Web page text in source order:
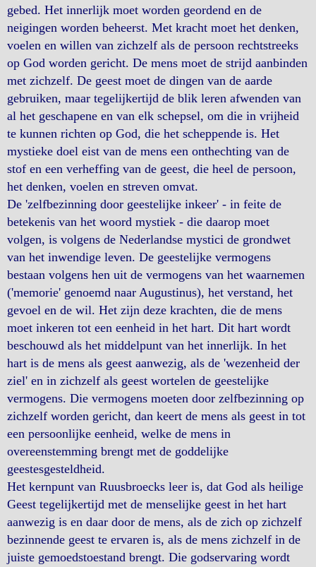
gebed. Het innerlijk moet worden geordend en de
neigingen worden beheerst. Met kracht moet het denken,
voelen en willen van zichzelf als de persoon rechtstreeks
op God worden gericht. De mens moet de strijd aanbinden
met zichzelf. De geest moet de dingen van de aarde
gebruiken, maar tegelijkertijd de blik leren afwenden van
al het geschapene en van elk schepsel, om die in vrijheid
te kunnen richten op God, die het scheppende is. Het
mystieke doel eist van de mens een onthechting van de
stof en een verheffing van de geest, die heel de persoon,
het denken, voelen en streven omvat.
De 'zelfbezinning door geestelijke inkeer' - in feite de
betekenis van het woord mystiek - die daarop moet
volgen, is volgens de Nederlandse mystici de grondwet
van het inwendige leven. De geestelijke vermogens
bestaan volgens hen uit de vermogens van het waarnemen
('memorie' genoemd naar Augustinus), het verstand, het
gevoel en de wil. Het zijn deze krachten, die de mens
moet inkeren tot een eenheid in het hart. Dit hart wordt
beschouwd als het middelpunt van het innerlijk. In het
hart is de mens als geest aanwezig, als de 'wezenheid der
ziel' en in zichzelf als geest wortelen de geestelijke
vermogens. Die vermogens moeten door zelfbezinning op
zichzelf worden gericht, dan keert de mens als geest in tot
een persoonlijke eenheid, welke de mens in
overeenstemming brengt met de goddelijke
geestesgesteldheid.
Het kernpunt van Ruusbroecks leer is, dat God als heilige
Geest tegelijkertijd met de menselijke geest in het hart
aanwezig is en daar door de mens, als de zich op zichzelf
bezinnende geest te ervaren is, als de mens zichzelf in de
juiste gemoedstoestand brengt. Die godservaring wordt